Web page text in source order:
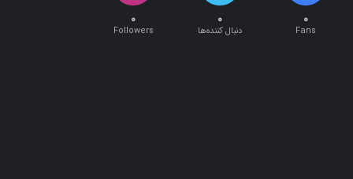
۰
Fans
۰
دنبال کننده‌ها
۰
Followers